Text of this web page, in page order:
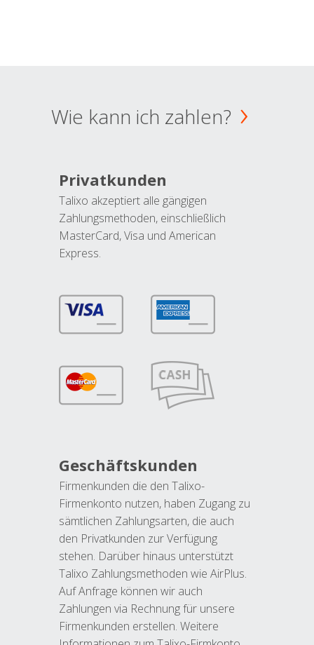
Wie kann ich zahlen?
Privatkunden
Talixo akzeptiert alle gängigen
Zahlungsmethoden, einschließlich
MasterCard, Visa und American
Express.
Geschäftskunden
Firmenkunden die den Talixo-
Firmenkonto nutzen, haben Zugang zu
sämtlichen Zahlungsarten, die auch
den Privatkunden zur Verfügung
stehen. Darüber hinaus unterstützt
Talixo Zahlungsmethoden wie AirPlus.
Auf Anfrage können wir auch
Zahlungen via Rechnung für unsere
Firmenkunden erstellen. Weitere